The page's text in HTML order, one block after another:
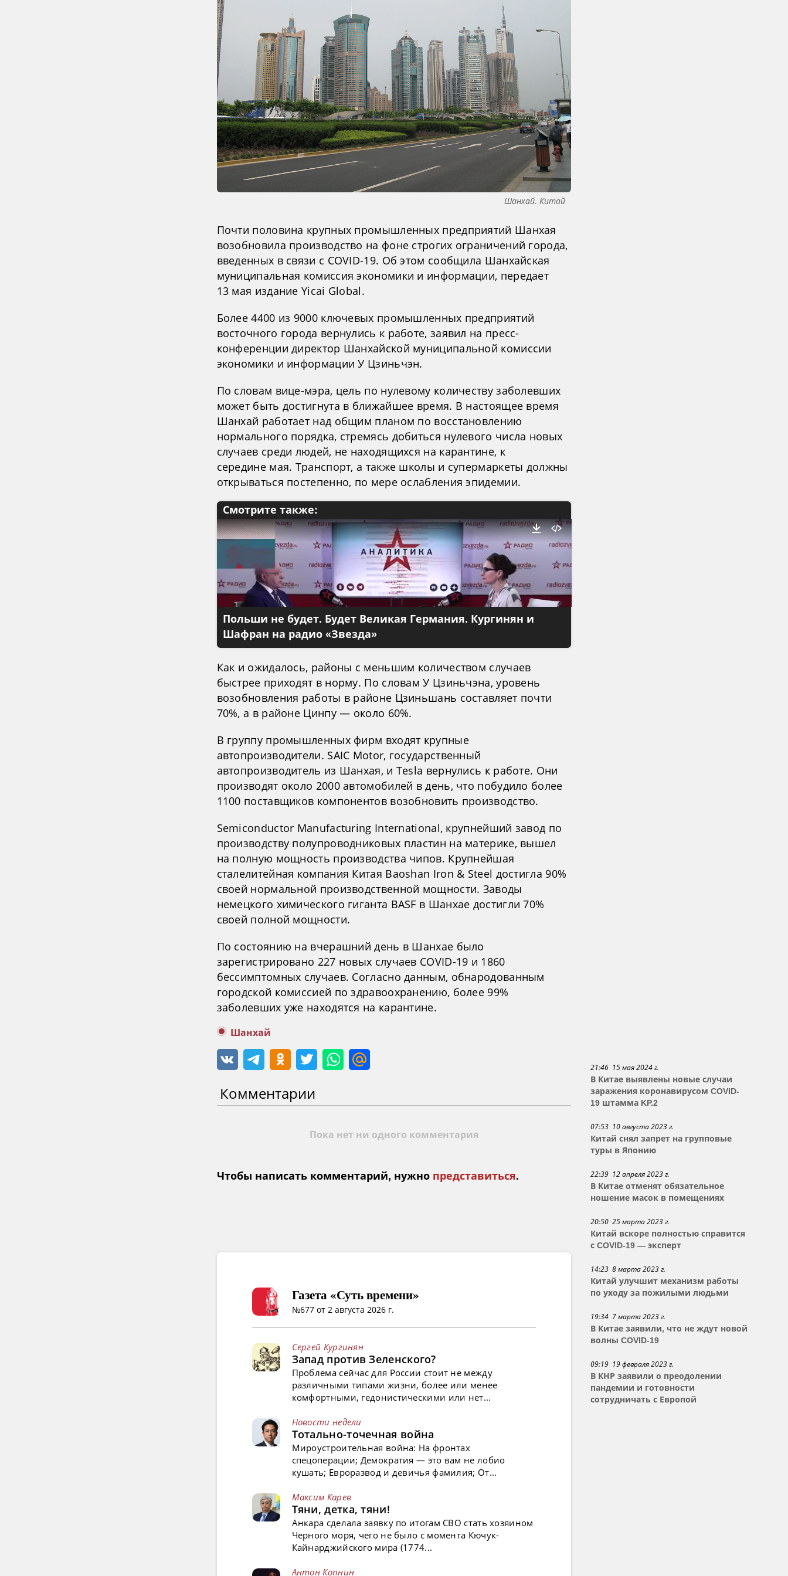
Шанхай. Китай
Почти половина крупных промышленных предприятий Шанхая
возобновила производство на фоне строгих ограничений города,
введенных в связи с COVID-19. Об этом сообщила Шанхайская
муниципальная комиссия экономики и информации, передает
13 мая издание Yicai Global.
Более 4400 из 9000 ключевых промышленных предприятий
восточного города вернулись к работе, заявил на пресс-
конференции директор Шанхайской муниципальной комиссии
экономики и информации У Цзиньчэн.
По словам вице-мэра, цель по нулевому количеству заболевших
может быть достигнута в ближайшее время. В настоящее время
Шанхай работает над общим планом по восстановлению
нормального порядка, стремясь добиться нулевого числа новых
случаев среди людей, не находящихся на карантине, к
середине мая. Транспорт, а также школы и супермаркеты должны
открываться постепенно, по мере ослабления эпидемии.
Смотрите также:
Польши не будет. Будет Великая Германия. Кургинян и
Шафран на радио «Звезда»
Как и ожидалось, районы с меньшим количеством случаев
быстрее приходят в норму. По словам У Цзиньчэна, уровень
возобновления работы в районе Цзиньшань составляет почти
70%, а в районе Цинпу — около 60%.
В группу промышленных фирм входят крупные
автопроизводители. SAIC Motor, государственный
автопроизводитель из Шанхая, и Tesla вернулись к работе. Они
производят около 2000 автомобилей в день, что побудило более
1100 поставщиков компонентов возобновить производство.
Semiconductor Manufacturing International, крупнейший завод по
производству полупроводниковых пластин на материке, вышел
на полную мощность производства чипов. Крупнейшая
сталелитейная компания Китая Baoshan Iron & Steel достигла 90%
своей нормальной производственной мощности. Заводы
немецкого химического гиганта BASF в Шанхае достигли 70%
своей полной мощности.
По состоянию на вчерашний день в Шанхае было
зарегистрировано 227 новых случаев COVID-19 и 1860
бессимптомных случаев. Согласно данным, обнародованным
городской комиссией по здравоохранению, более 99%
заболевших уже находятся на карантине.
Шанхай
Комментарии
Пока нет ни одного комментария
Чтобы написать комментарий, нужно представиться.
21:46 15 мая 2024 г.
В Китае выявлены новые случаи
заражения коронавирусом COVID-
19 штамма KP.2
07:53 10 августа 2023 г.
Китай снял запрет на групповые
туры в Японию
22:39 12 апреля 2023 г.
В Китае отменят обязательное
ношение масок в помещениях
20:50 25 марта 2023 г.
Китай вскоре полностью справится
с COVID-19 — эксперт
14:23 8 марта 2023 г.
Китай улучшит механизм работы
по уходу за пожилыми людьми
19:34 7 марта 2023 г.
В Китае заявили, что не ждут новой
волны COVID-19
09:19 19 февраля 2023 г.
В КНР заявили о преодолении
пандемии и готовности
сотрудничать с Европой
Газета «Суть времени»
№677 от 2 августа 2026 г.
Сергей Кургинян
Запад против Зеленского?
Проблема сейчас для России стоит не между
различными типами жизни, более или менее
комфортными, гедонистическими или нет...
Новости недели
Тотально-точечная война
Мироустроительная война: На фронтах
спецоперации; Демократия — это вам не лобио
кушать; Евроразвод и девичья фамилия; От...
Максим Карев
Тяни, детка, тяни!
Анкара сделала заявку по итогам СВО стать хозяином
Черного моря, чего не было с момента Кючук-
Кайнарджийского мира (1774...
Антон Копнин